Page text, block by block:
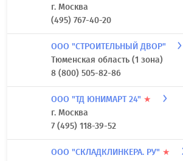
г. Москва
(495) 767-40-20
ООО "СТРОИТЕЛЬНЫЙ ДВОР"
Тюменская область (1 зона)
8 (800) 505-82-86
ООО "ТД ЮНИМАРТ 24" ★
г. Москва
7 (495) 118-39-52
ООО "СКЛАДКЛИНКЕРА. РУ" ★